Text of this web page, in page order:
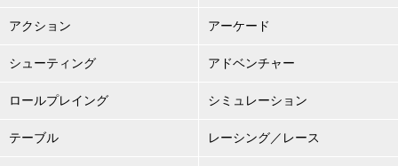
アクション アーケード
シューティング アドベンチャー
ロールプレイング シミュレーション
テーブル レーシング／レース